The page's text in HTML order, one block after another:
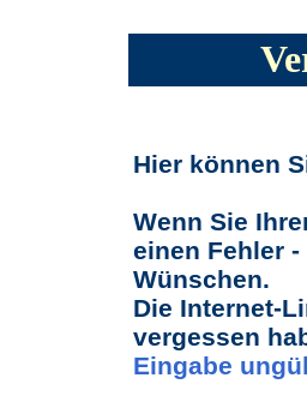
Hier können
Wenn Sie
einen Fehler
Wünschen.
Die Internet-
vergessen
Eingabe